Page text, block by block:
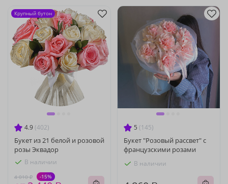
4.9 (402)
Букет из 21 белой и розовой
розы Эквадор
В наличии
4 010 ₽ -15%
Крупный бутон
5 (145)
Букет "Розовый рассвет" с
французскими розами
В наличии